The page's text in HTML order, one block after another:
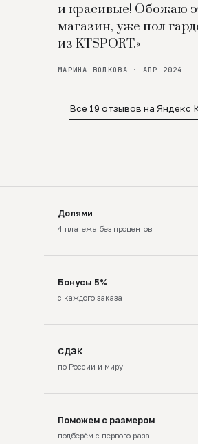
и красивые! Обожаю
магазин, уже пол
из KTSPORT.»
МАРИНА ВОЛКОВА · АПР 2024
Все 19 отзывов на Яндекс
Долями
4 платежа без процентов
Бонусы 5%
с каждого заказа
СДЭК
по России и миру
Поможем с размером
подберём с первого раза